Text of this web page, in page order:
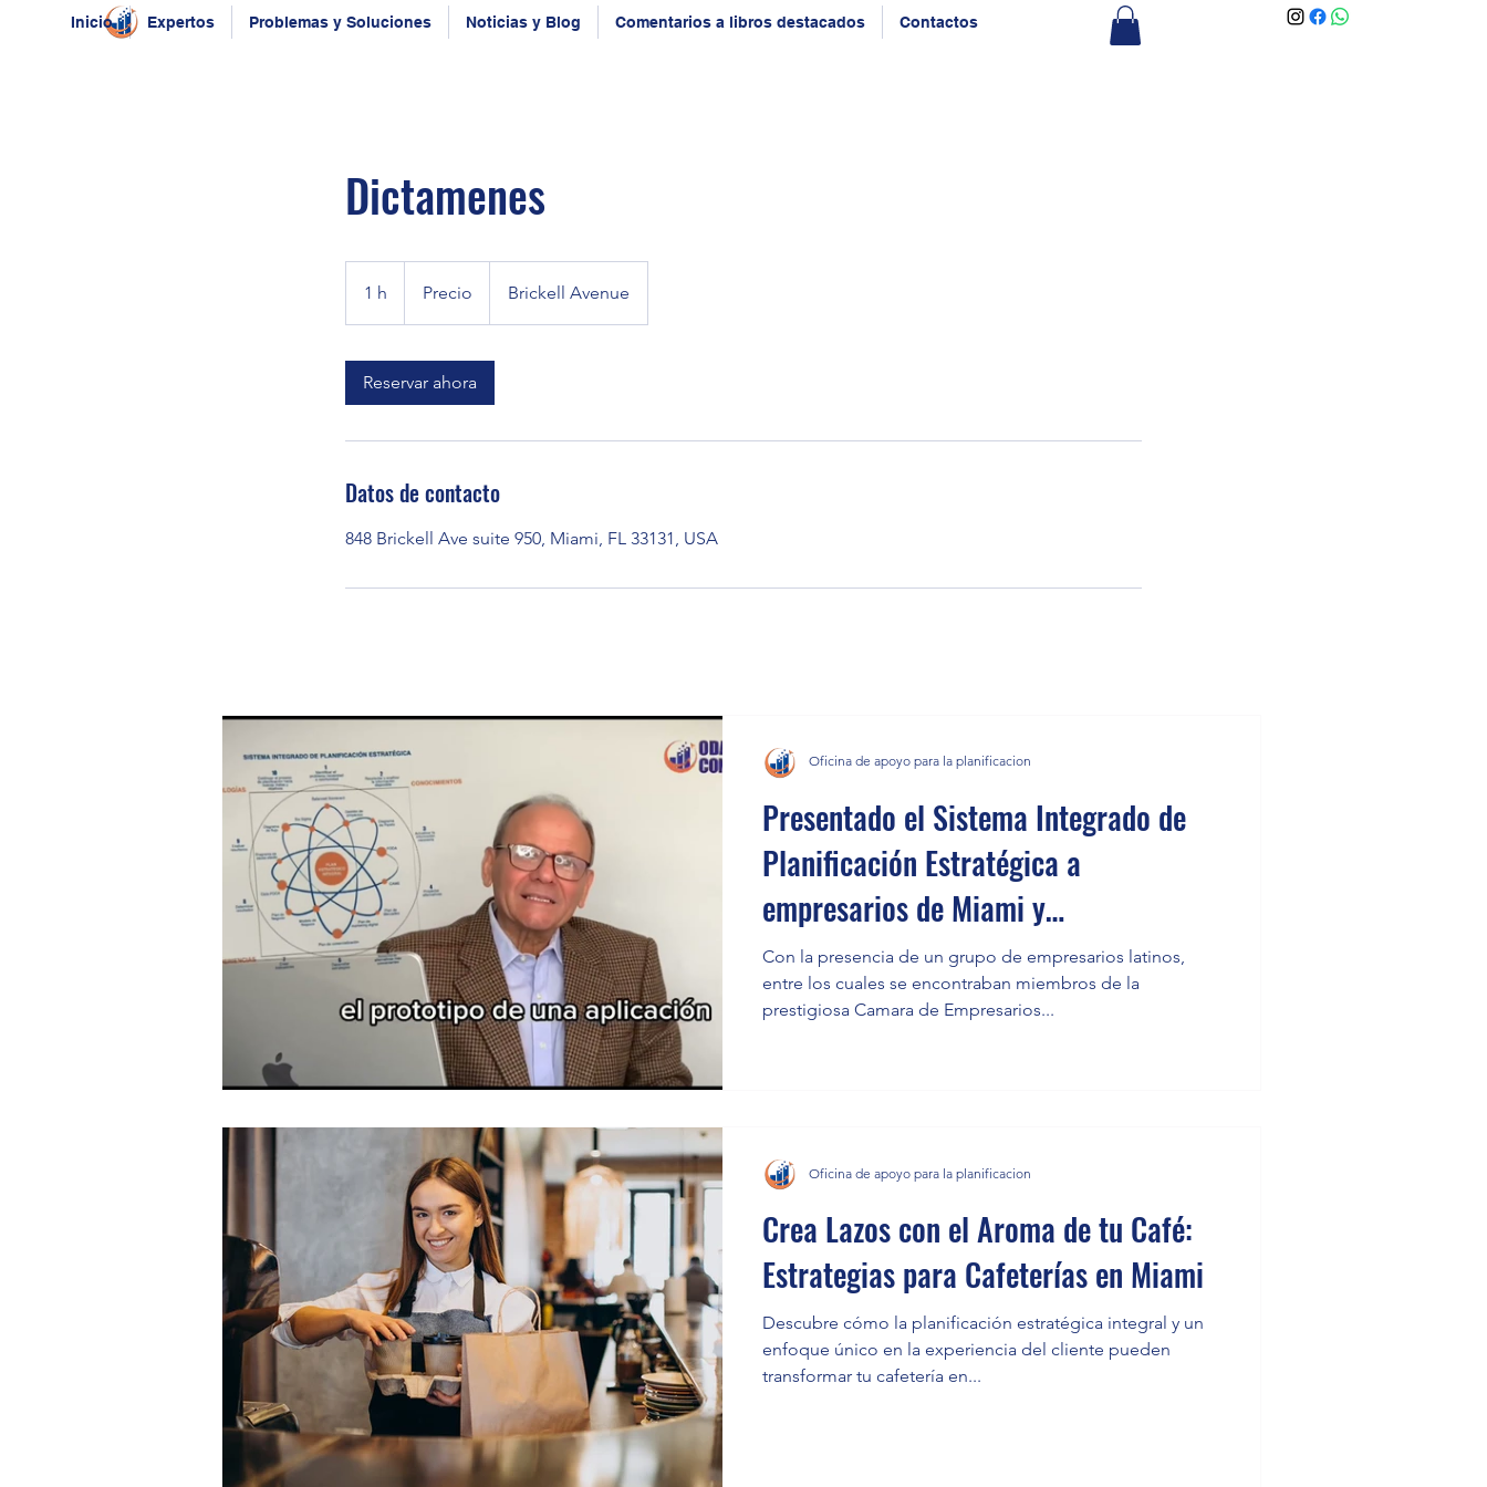
Inicio Expertos Problemas y Soluciones Noticias y Blog Comentarios a libros destacados Contactos
Dictamenes
1 h Precio Brickell Avenue
Reservar ahora
Datos de contacto
848 Brickell Ave suite 950, Miami, FL 33131, USA
Presentado el Sistema Integrado de
Planificación Estratégica a
empresarios de Miami y
Latinoamérica.
Con la presencia de un grupo de empresarios latinos,
entre los cuales se encontraban miembros de la
prestigiosa Camara de Empresarios...
Oficina de apoyo para la planificacion
Crea Lazos con el Aroma de tu Café:
Estrategias para Cafeterías en Miami
Descubre cómo la planificación estratégica integral y un
enfoque único en la experiencia del cliente pueden
transformar tu cafetería en...
Oficina de apoyo para la planificacion